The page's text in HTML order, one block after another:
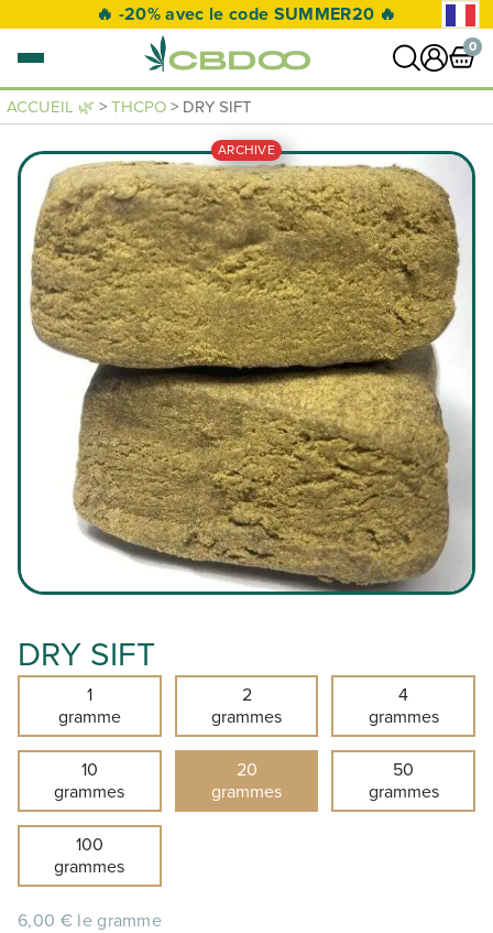
🚛 Livraison offerte à partir de 50€ 🚛
0
0 article VOIR PANIER
Votre panier est vide.
ACCUEIL 🌿 > THCPO > DRY SIFT
ARCHIVE
DRY SIFT
1
gramme
2
grammes
4
grammes
10
grammes
20
grammes
50
grammes
100
grammes
6,00 € le gramme